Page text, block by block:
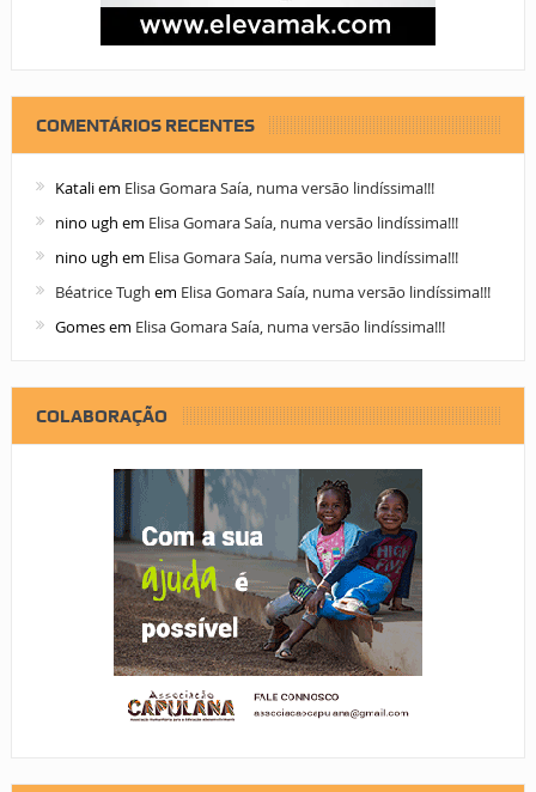
COMENTÁRIOS RECENTES
Kataliem Elisa Gomara Saía, numa versão lindíssima!!!
nino ugh em Elisa Gomara Saía, numa versão lindíssima!!!
nino ugh em Elisa Gomara Saía, numa versão lindíssima!!!
Béatrice Tugh em Elisa Gomara Saía, numa versão lindíssima!!!
Gomesem Elisa Gomara Saía, numa versão lindíssima!!!
COLABORAÇÃO